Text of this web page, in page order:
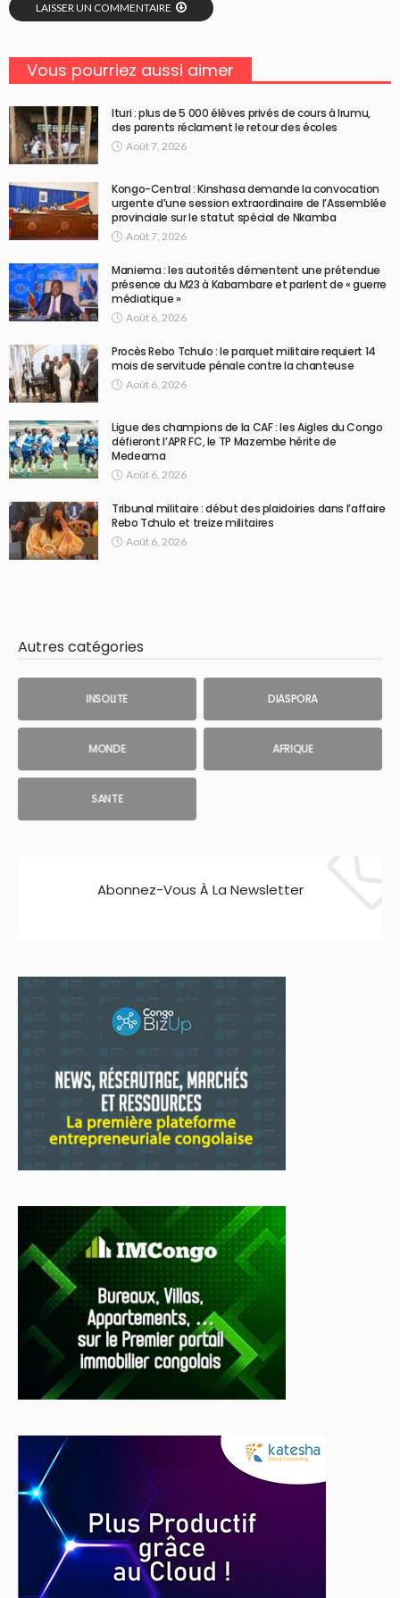
LAISSER UN COMMENTAIRE
Vous pourriez aussi aimer
Ituri : plus de 5 000 élèves privés de cours à Irumu,
des parents réclament le retour des écoles
Août 7, 2026
Kongo-Central : Kinshasa demande la convocation
urgente d’une session extraordinaire de l’Assemblée
provinciale sur le statut spécial de Nkamba
Août 7, 2026
Maniema : les autorités démentent une prétendue
présence du M23 à Kabambare et parlent de « guerre
médiatique »
Août 6, 2026
Procès Rebo Tchulo : le parquet militaire requiert 14
mois de servitude pénale contre la chanteuse
Août 6, 2026
Ligue des champions de la CAF : les Aigles du Congo
défieront l’APR FC, le TP Mazembe hérite de
Medeama
Août 6, 2026
Tribunal militaire : début des plaidoiries dans l’affaire
Rebo Tchulo et treize militaires
Août 6, 2026
Autres catégories
INSOLITE DIASPORA
MONDE AFRIQUE
SANTE
Abonnez-Vous À La Newsletter